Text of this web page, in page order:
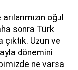
oğul
sonra Türk
Uzun ve
dönemini
ne varsa